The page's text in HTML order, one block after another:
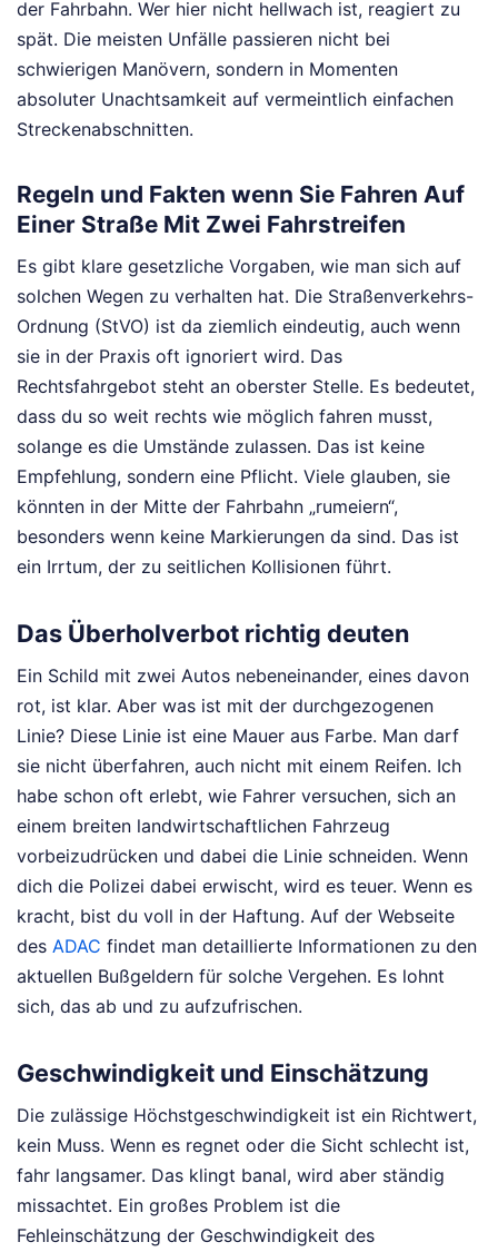
der Fahrbahn. Wer hier nicht hellwach ist, reagiert zu
spät. Die meisten Unfälle passieren nicht bei
schwierigen Manövern, sondern in Momenten
absoluter Unachtsamkeit auf vermeintlich einfachen
Streckenabschnitten.
Regeln und Fakten wenn Sie Fahren Auf
Einer Straße Mit Zwei Fahrstreifen
Es gibt klare gesetzliche Vorgaben, wie man sich auf
solchen Wegen zu verhalten hat. Die Straßenverkehrs-
Ordnung (StVO) ist da ziemlich eindeutig, auch wenn
sie in der Praxis oft ignoriert wird. Das
Rechtsfahrgebot steht an oberster Stelle. Es bedeutet,
dass du so weit rechts wie möglich fahren musst,
solange es die Umstände zulassen. Das ist keine
Empfehlung, sondern eine Pflicht. Viele glauben, sie
könnten in der Mitte der Fahrbahn „rumeiern“,
besonders wenn keine Markierungen da sind. Das ist
ein Irrtum, der zu seitlichen Kollisionen führt.
Das Überholverbot richtig deuten
Ein Schild mit zwei Autos nebeneinander, eines davon
rot, ist klar. Aber was ist mit der durchgezogenen
Linie? Diese Linie ist eine Mauer aus Farbe. Man darf
sie nicht überfahren, auch nicht mit einem Reifen. Ich
habe schon oft erlebt, wie Fahrer versuchen, sich an
einem breiten landwirtschaftlichen Fahrzeug
vorbeizudrücken und dabei die Linie schneiden. Wenn
dich die Polizei dabei erwischt, wird es teuer. Wenn es
kracht, bist du voll in der Haftung. Auf der Webseite
des ADAC findet man detaillierte Informationen zu den
aktuellen Bußgeldern für solche Vergehen. Es lohnt
sich, das ab und zu aufzufrischen.
Geschwindigkeit und Einschätzung
Die zulässige Höchstgeschwindigkeit ist ein Richtwert,
kein Muss. Wenn es regnet oder die Sicht schlecht ist,
fahr langsamer. Das klingt banal, wird aber ständig
missachtet. Ein großes Problem ist die
Fehleinschätzung der Geschwindigkeit des